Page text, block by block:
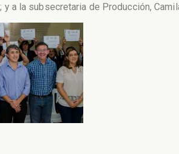
y a la subsecretaria de Producción,